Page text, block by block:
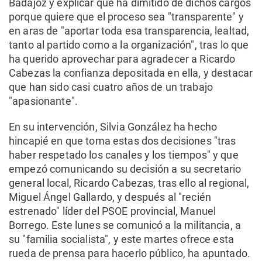
Badajoz y explicar que ha dimitido de dichos cargos
porque quiere que el proceso sea "transparente" y
en aras de "aportar toda esa transparencia, lealtad,
tanto al partido como a la organización", tras lo que
ha querido aprovechar para agradecer a Ricardo
Cabezas la confianza depositada en ella, y destacar
que han sido casi cuatro años de un trabajo
"apasionante".
En su intervención, Silvia González ha hecho
hincapié en que toma estas dos decisiones "tras
haber respetado los canales y los tiempos" y que
empezó comunicando su decisión a su secretario
general local, Ricardo Cabezas, tras ello al regional,
Miguel Ángel Gallardo, y después al "recién
estrenado" líder del PSOE provincial, Manuel
Borrego. Este lunes se comunicó a la militancia, a
su "familia socialista", y este martes ofrece esta
rueda de prensa para hacerlo público, ha apuntado.